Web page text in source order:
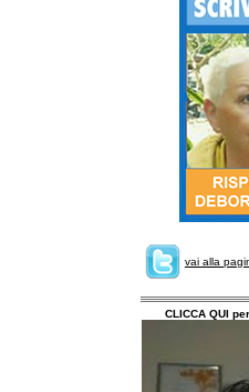
vai alla
CLICCA QUI